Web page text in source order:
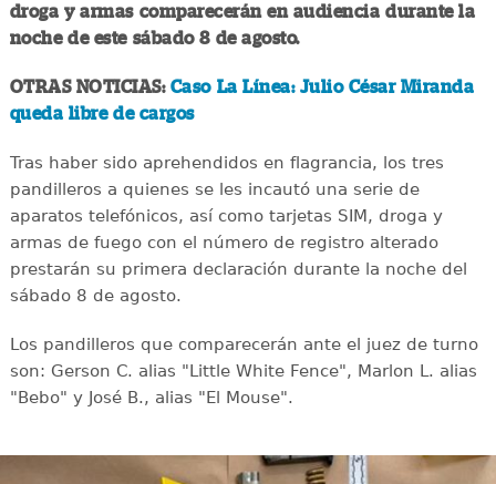
droga y armas comparecerán en audiencia durante la
noche de este sábado 8 de agosto.
OTRAS NOTICIAS: Caso La Línea: Julio César Miranda
queda libre de cargos
Tras haber sido aprehendidos en flagrancia, los tres
pandilleros a quienes se les incautó una serie de
aparatos telefónicos, así como tarjetas SIM, droga y
armas de fuego con el número de registro alterado
prestarán su primera declaración durante la noche del
sábado 8 de agosto.
Los pandilleros que comparecerán ante el juez de turno
son: Gerson C. alias "Little White Fence", Marlon L. alias
"Bebo" y José B., alias "El Mouse".